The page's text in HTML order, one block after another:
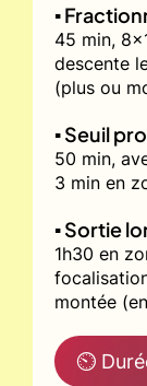
▪️
45 min,
descente
(plus ou
▪️ Seuil
50 min,
3 min en
▪️ Sortie
1h30 en
montée
⏲